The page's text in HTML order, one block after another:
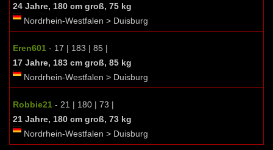
24 Jahre, 180 cm groß, 75 kg
Nordrhein-Westfalen > Duisburg
Eren601 - 17 | 183 | 85 |
17 Jahre, 183 cm groß, 85 kg
Nordrhein-Westfalen > Duisburg
Robbie21 - 21 | 180 | 73 |
21 Jahre, 180 cm groß, 73 kg
Nordrhein-Westfalen > Duisburg